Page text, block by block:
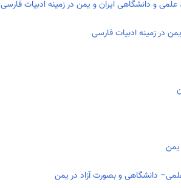
و دانشگاهی ایران و یمن در زمینه ادبیات فارسی
در زمینه ادبیات فارسی
یمن
دانشگاهی و بصورت آزاد در یمن